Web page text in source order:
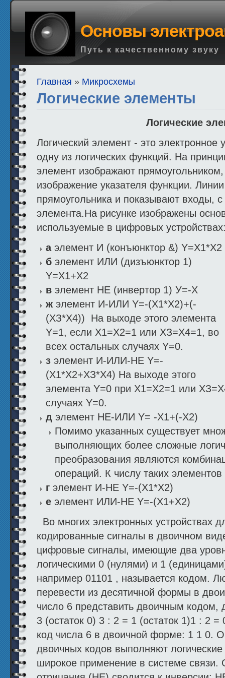
Основы
Путь к качественному звуку
Главная » Микросхемы
Логические элементы
Логические
Логический элемент - это электронное
одну из логических функций. На
элемент изображают прямоугольником,
изображение указателя функции.
прямоугольника и показывают входы,
элемента.На рисунке изображены
используемые в цифровых
аэлемент И (конъюнктор &) Y=Х1*Х2
б элемент ИЛИ (дизъюнктор 1)
Y=Х1+Х2
в элемент НЕ (инвертор 1) У=-Х
ж элемент И-ИЛИ Y=-(Х1*Х2)+(-
(ХЗ*Х4)) На выходе этого элемента
Y=1, если Х1=Х2=1 или ХЗ=Х4=1, во
всех остальных случаях Y=0.
з элемент И-ИЛИ-НЕ Y=-
(Х1*Х2+ХЗ*Х4) На выходе этого
элемента Y=0 при Х1=Х2=1 или
случаях Y=0.
д элемент НЕ-ИЛИ Y= -X1+(-X2)
Помимо указанных существует
выполняющих более сложные
преобразования являются
операций. К числу таких элементов
г элемент И-НЕ Y=-(X1*X2)
е элемент ИЛИ-НЕ Y=-(Х1+Х2)
Во многих электронных устройствах
кодированные сигналы в двоичном
цифровые сигналы, имеющие два
логическими 0 (нулями) и 1
например 01101 , называется кодом.
перевести из десятичной формы в
число 6 представить двоичным кодом,
3 (остаток 0) 3 : 2 = 1 (остаток 1)1 : 2 =
код числа 6 в двоичной форме: 1 1 0.
двоичных кодов выполняют
широкое применение в системе связи.